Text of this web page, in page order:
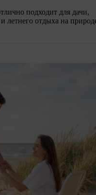
подходит для дачи,
летнего отдыха на